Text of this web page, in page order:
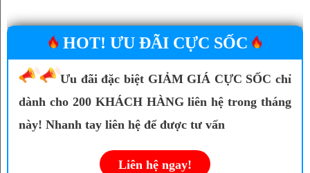
HOT! ƯU ĐÃI CỰC SỐC
Ưu đãi đặc biệt GIẢM GIÁ CỰC SỐC chỉ
dành cho 200 KHÁCH HÀNG liên hệ trong tháng
này! Nhanh tay liên hệ để được tư vấn
Liên hệ ngay!